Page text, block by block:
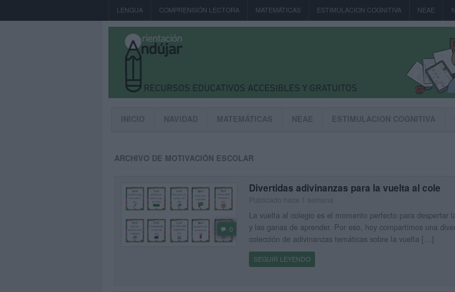
LENGUA COMPRENSIÓN LECTORA MATEMÁTICAS ESTIMULACION COGNITIVA NEAE
INICIO NAVIDAD MATEMÁTICAS NEAE ESTIMULACION COGNITIVA
ARCHIVO DE MOTIVACIÓN ESCOLAR
0
Divertidas adivinanzas para la vuelta al cole
La vuelta al colegio es el momento perfecto para despertar
y las ganas de aprender. Por eso, hoy compartimos una
colección de adivinanzas temáticas sobre la vuelta […]
SEGUIR LEYENDO